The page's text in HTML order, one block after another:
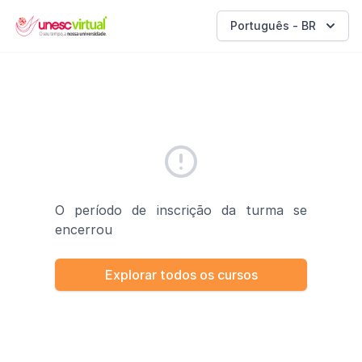
UNESC VIRTUAL Português - BR
O período de inscrição da turma se
encerrou
Explorar todos os cursos